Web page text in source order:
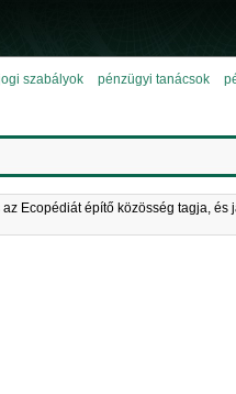
szabályok pénzügyi tanácsok
Ecopédiát építő közösség tagja,